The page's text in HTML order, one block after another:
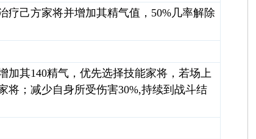
疗己方家将并增加其精气值，50%几率解除
加其140精气，优先选择技能家将，若场上
将；减少自身所受伤害30%,持续到战斗结